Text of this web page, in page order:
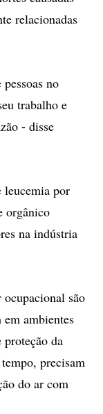
relacionadas
no
trabalho e
- disse
leucemia por
orgânico
na indústria
são
em ambientes
proteção da
precisam
do ar com